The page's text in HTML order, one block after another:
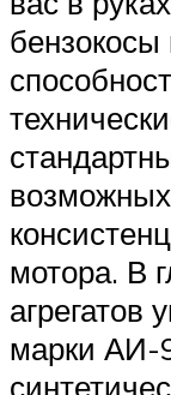
бензокосы
мотора. В
агрегатов
марки АИ-